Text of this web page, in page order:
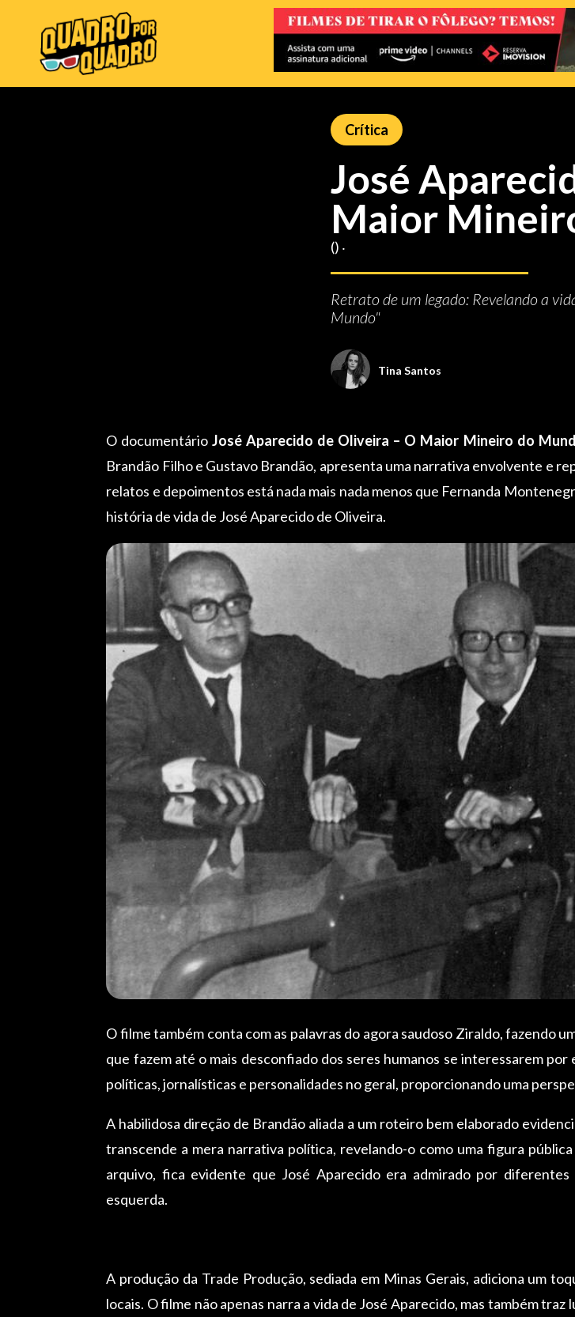
Crítica
José
Maior
() ‧
Retrato de um legado: Revelando a
Mundo"
Tina Santos
O documentárioJosé Aparecido de Oliveira – O Maior Mineiro do
Brandão Filho e Gustavo Brandão, apresenta uma narrativa envolvente e
relatos e depoimentos está nada mais nada menos que Fernanda
história de vida de José Aparecido de Oliveira.
O filme também conta com as palavras do agora saudoso Ziraldo, fazendo
que fazem até o mais desconfiado dos seres humanos se interessarem
políticas, jornalísticas e personalidades no geral, proporcionando uma
A habilidosa direção de Brandão aliada a um roteiro bem elaborado
transcende a mera narrativa política, revelando-o como uma figura
arquivo, fica evidente que José Aparecido era admirado por
esquerda.
A produção da Trade Produção, sediada em Minas Gerais, adiciona um
locais. O filme não apenas narra a vida de José Aparecido, mas também